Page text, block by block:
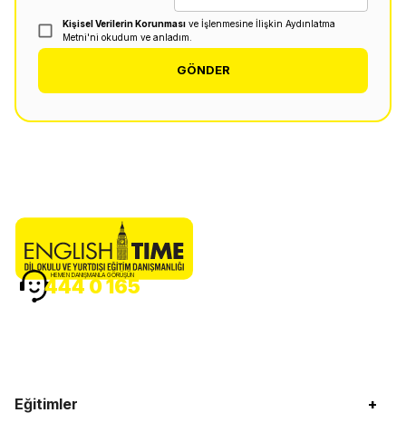
Kişisel Verilerin Korunması ve İşlenmesine İlişkin Aydınlatma
Metni'ni okudum ve anladım.
GÖNDER
Eğitimler +
HEMEN DANIŞMANLA GÖRÜŞÜN
444 0 165